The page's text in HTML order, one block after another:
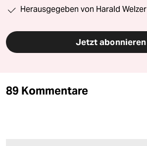
Herausgegeben von Harald Welzer
Jetzt abonnieren
89 Kommentare